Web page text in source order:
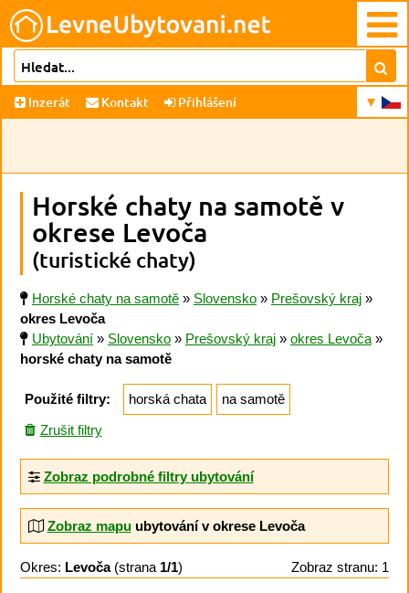
Inzerát Kontakt Přihlášení
Horské chaty na samotě v
okrese Levoča
(turistické chaty)
Horské chaty na samotě » Slovensko » Prešovský kraj »
okres Levoča
Ubytování » Slovensko » Prešovský kraj » okres Levoča »
horské chaty na samotě
Použité filtry: horská chata
na samotě
Zrušit filtry
Zobraz podrobné filtry ubytování
Zobraz mapuubytování v okrese Levoča
Okres: Levoča(strana 1/1) Zobraz stranu: 1